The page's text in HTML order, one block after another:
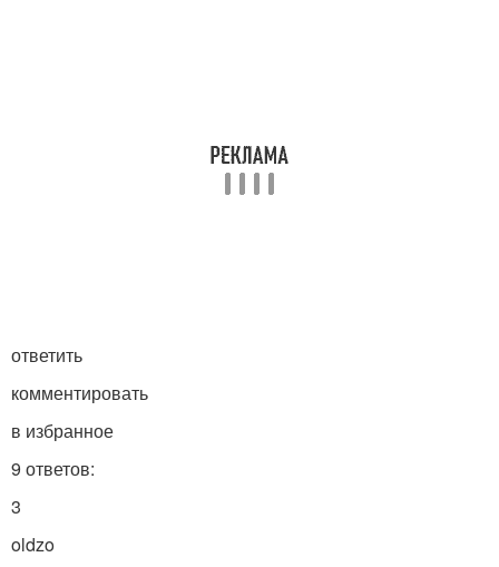
ответить
комментировать
в избранное
9 ответов:
3
oldzo